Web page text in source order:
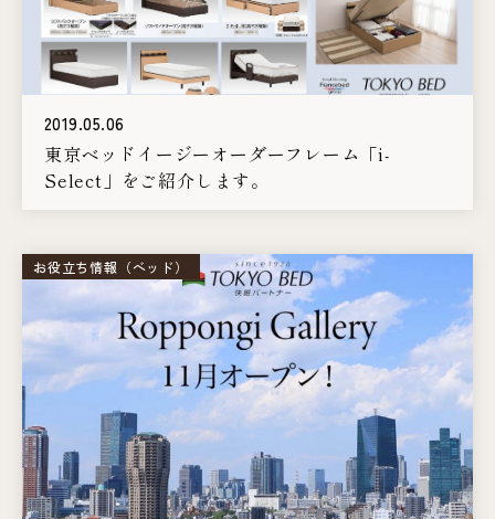
2019.05.06
東京ベッドイージーオーダーフレーム「i-
Select」をご紹介します。
お役立ち情報（ベッド）